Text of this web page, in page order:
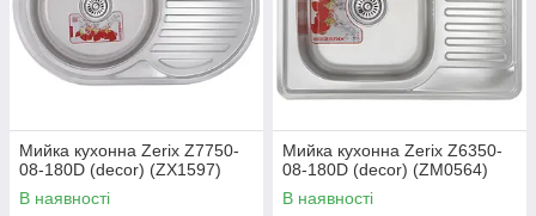
Мийка кухонна Zerix Z7750-
08-180D (decor) (ZX1597)
В наявності
Мийка кухонна Zerix Z6350-
08-180D (decor) (ZM0564)
В наявності